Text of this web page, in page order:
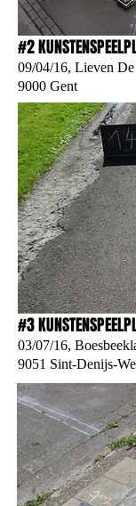
#2
09/04/16, Lieven De
9000 Gent
#3
03/07/16,
9051 Sint-Denijs-